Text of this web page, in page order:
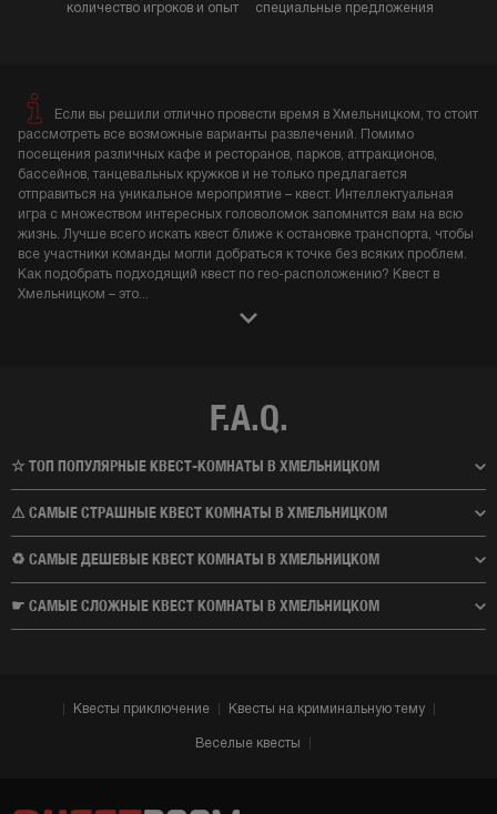
количество игроков и опыт
специальные предложения
Если вы решили отлично провести время в Хмельницком, то стоит
рассмотреть все возможные варианты развлечений. Помимо
посещения различных кафе и ресторанов, парков, аттракционов,
бассейнов, танцевальных кружков и не только предлагается
отправиться на уникальное мероприятие – квест. Интеллектуальная
игра с множеством интересных головоломок запомнится вам на всю
жизнь. Лучше всего искать квест ближе к остановке транспорта, чтобы
все участники команды могли добраться к точке без всяких проблем.
Как подобрать подходящий квест по гео-расположению? Квест в
Хмельницком – это
F.A.Q.
☆ ТОП ПОПУЛЯРНЫЕ КВЕСТ-КОМНАТЫ В ХМЕЛЬНИЦКОМ
⚠ САМЫЕ СТРАШНЫЕ КВЕСТ КОМНАТЫ В ХМЕЛЬНИЦКОМ
♻ САМЫЕ ДЕШЕВЫЕ КВЕСТ КОМНАТЫ В ХМЕЛЬНИЦКОМ
☛ САМЫЕ СЛОЖНЫЕ КВЕСТ КОМНАТЫ В ХМЕЛЬНИЦКОМ
Квесты приключение Квесты на криминальную тему
Веселые квесты